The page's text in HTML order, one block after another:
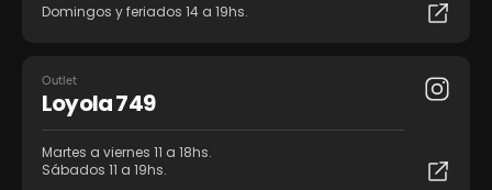
Domingos y feriados 14 a 19hs.
Outlet
Loyola 749
Martes a viernes 11 a 18hs.
Sábados 11 a 19hs.